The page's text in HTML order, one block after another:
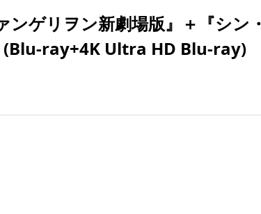
ンゲリヲン新劇場版』＋『シ
(Blu-ray+4K Ultra HD Blu-ray)